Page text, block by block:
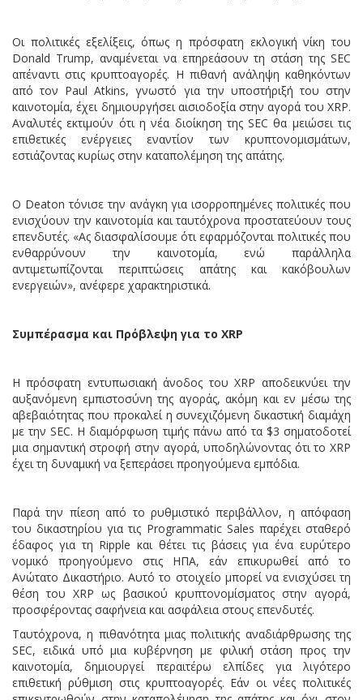
Οι πολιτικές εξελίξεις, όπως η πρόσφατη εκλογική νίκη του
Donald Trump, αναμένεται να επηρεάσουν τη στάση της SEC
απέναντι στις κρυπτοαγορές. Η πιθανή ανάληψη καθηκόντων
από τον Paul Atkins, γνωστό για την υποστήριξή του στην
καινοτομία, έχει δημιουργήσει αισιοδοξία στην αγορά του XRP.
Αναλυτές εκτιμούν ότι η νέα διοίκηση της SEC θα μειώσει τις
επιθετικές ενέργειες εναντίον των κρυπτονομισμάτων,
εστιάζοντας κυρίως στην καταπολέμηση της απάτης.
Ο Deaton τόνισε την ανάγκη για ισορροπημένες πολιτικές που
ενισχύουν την καινοτομία και ταυτόχρονα προστατεύουν τους
επενδυτές. «Ας διασφαλίσουμε ότι εφαρμόζονται πολιτικές που
ενθαρρύνουν την καινοτομία, ενώ παράλληλα
αντιμετωπίζονται περιπτώσεις απάτης και κακόβουλων
ενεργειών», ανέφερε χαρακτηριστικά.
Συμπέρασμα και Πρόβλεψη για το XRP
Η πρόσφατη εντυπωσιακή άνοδος του XRP αποδεικνύει την
αυξανόμενη εμπιστοσύνη της αγοράς, ακόμη και εν μέσω της
αβεβαιότητας που προκαλεί η συνεχιζόμενη δικαστική διαμάχη
με την SEC. Η διαμόρφωση τιμής πάνω από τα $3 σηματοδοτεί
μια σημαντική στροφή στην αγορά, υποδηλώνοντας ότι το XRP
έχει τη δυναμική να ξεπεράσει προηγούμενα εμπόδια.
Παρά την πίεση από το ρυθμιστικό περιβάλλον, η απόφαση
του δικαστηρίου για τις Programmatic Sales παρέχει σταθερό
έδαφος για τη Ripple και θέτει τις βάσεις για ένα ευρύτερο
νομικό προηγούμενο στις ΗΠΑ, εάν επικυρωθεί από το
Ανώτατο Δικαστήριο. Αυτό το στοιχείο μπορεί να ενισχύσει τη
θέση του XRP ως βασικού κρυπτονομίσματος στην αγορά,
προσφέροντας σαφήνεια και ασφάλεια στους επενδυτές.
Ταυτόχρονα, η πιθανότητα μιας πολιτικής αναδιάρθρωσης της
SEC, ειδικά υπό μια κυβέρνηση με φιλική στάση προς την
καινοτομία, δημιουργεί περαιτέρω ελπίδες για λιγότερο
επιθετική ρύθμιση στις κρυπτοαγορές. Εάν οι νέες πολιτικές